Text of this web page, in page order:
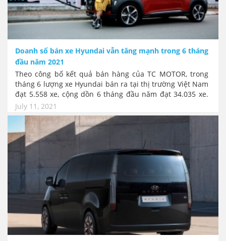
Doanh số bán xe Hyundai vẫn tăng mạnh trong 6 tháng
đầu năm 2021
Theo công bố kết quả bán hàng của TC MOTOR, trong
tháng 6 lượng xe Hyundai bán ra tại thị trường Việt Nam
đạt 5.558 xe, cộng dồn 6 tháng đầu năm đạt 34.035 xe.
Mức tăng trưởng doanh số bán xe của Hyundai tại Việt
Nam vẫn duy trì mãi lực đều đặn, dù dịch bệnh cũng
không hề giảm xút. Tổng số xe Hyundai bán ra liên tục
cạnh tranh vị trí số 1 với Thaco và Toyota.
July 11, 2021